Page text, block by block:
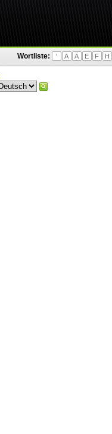
Wortliste: ' A Ä E F H